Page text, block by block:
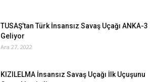
TUSAŞ’tan Türk İnsansız Savaş Uçağı ANKA-3
Geliyor
Ara 27, 2022
KIZILELMA İnsansız Savaş Uçağı İlk Uçuşunu